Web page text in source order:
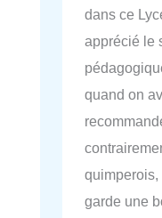
dans ce
apprécié le
quand on
garde une